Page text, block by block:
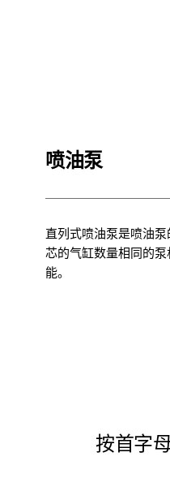
喷油泵
直列式喷油泵是喷油
芯的气缸数量相同的
能。
按首字